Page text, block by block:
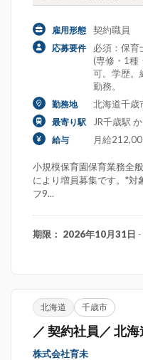
雇用形態 契約職員
応募要件
必須：保育
(専修・1種
可。学歴。
勤務。
勤務地 北海道千歳
最寄り駅 JR千歳駅
給与 月給
小規模保育園保育業務全
により増員募集です。*
フ9...
期限： 2026年10月31日
北海道 千歳市
／ 契約社員／ 北
株式会社育未